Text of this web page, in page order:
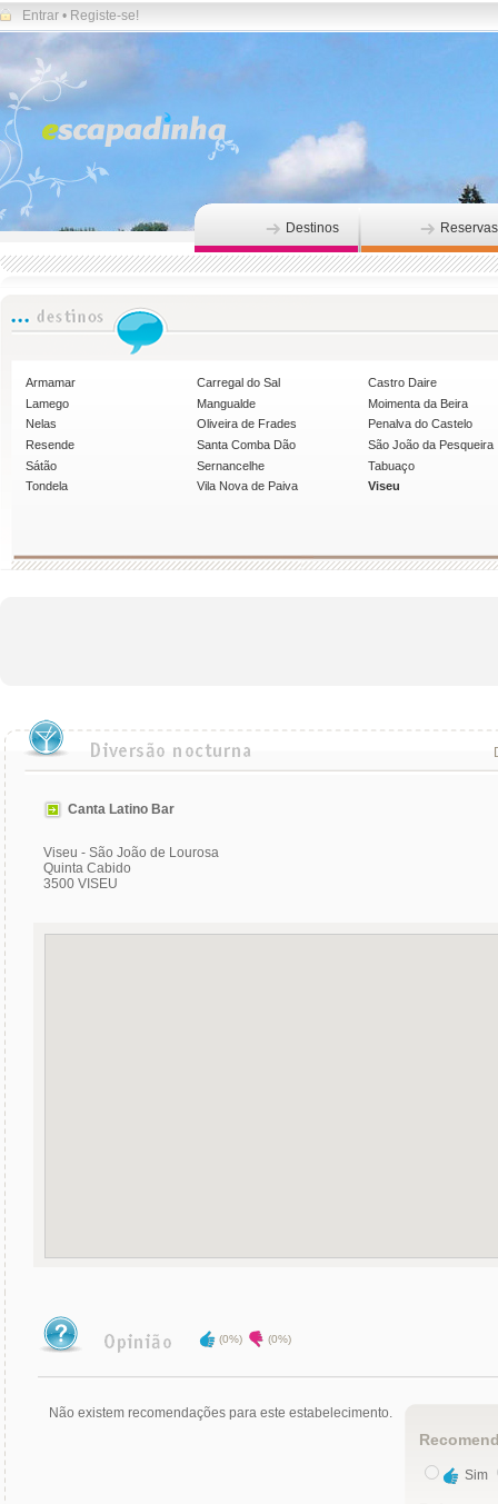
Entrar • Registe-se!
Destinos Reservas
Armamar Carregal do Sal
Castro Daire
Lamego
Mangualde
Moimenta da Beira
Nelas
Oliveira de Frades
Penalva do Castelo
Resende
Santa Comba Dão
São João da Pesqueira
Sátão
Sernancelhe
Tabuaço
Tondela
Vila Nova de Paiva Viseu
Canta Latino Bar
Viseu - São João de Lourosa
Quinta Cabido
3500 VISEU
(0%) (0%)
Não existem recomendações para este estabelecimento.
Sim